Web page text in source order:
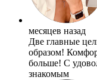
месяцев назад
Две главные
образом!
больше! С
знакомым